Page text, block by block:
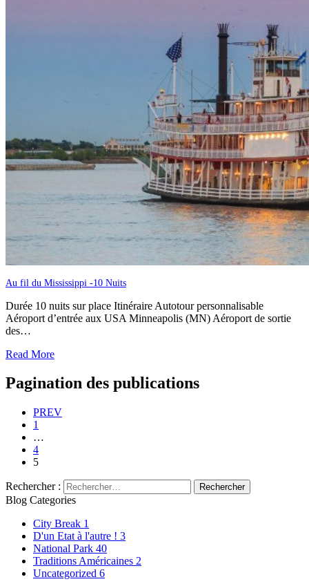
Au fil du Mississippi -10 Nuits
Durée 10 nuits sur place Itinéraire Autotour personnalisable
Aéroport d’entrée aux USA Minneapolis (MN) Aéroport de sortie
des…
Read More
Pagination des publications
PREV
1
…
4
5
Rechercher :
Blog Categories
City Break 1
D'un Etat à l'autre ! 3
National Park 40
Traditions Américaines 2
Uncategorized 6